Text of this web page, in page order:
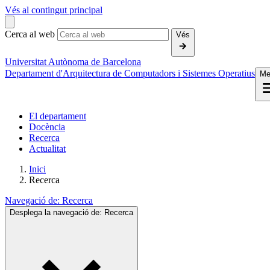
Vés al contingut principal
Cerca al web Vés
Universitat Autònoma de Barcelona
Departament d'Arquitectura de Computadors i Sistemes Operatius
El departament
Docència
Recerca
Actualitat
Inici
Recerca
Navegació de: Recerca
Desplega la navegació de: Recerca